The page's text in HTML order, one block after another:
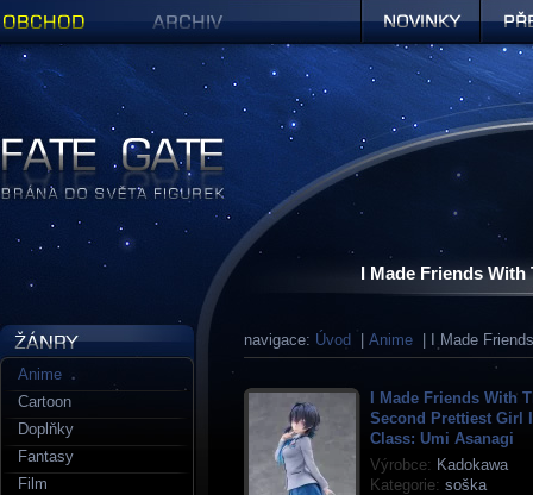
I Made Friends
navigace: Úvod Anime | I Made
I Made Friends With
Second Prettiest Girl
Class: Umi Asanagi
Výrobce: Kadokawa
Kategorie: soška
Anime
Cartoon
Doplňky
Fantasy
Film
Figurky a sošky | Fate Gate